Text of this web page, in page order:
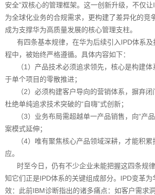
安全”双核心的管理框架。这一创新升级，不仅
为全球化业务的合规需求，更构建了差异化的竞
成为支撑华为高质量发展的核心管理支柱。
有四条基本规律，在华为后续引入IPD体系及
程中，被始终严格遵循。具体内容如下：
（1）产品技术必须追求领先，核心是构建体
于单个项目的零散推进；
（2）必须构建客户导向的营销体系，摒弃闭
杜绝单纯追求技术突破的“自嗨”式创新；
（3）业务布局需超越单一产品销售，向“产品
案模式延伸；
（4）唯有聚焦核心产品领域深耕，才能积累
应。
时至今日，仍有不少企业未能把握这四条规
知它们正是IPD体系的关键组成部分。IPD变革
效：此前IBM诊断指出的诸多痛点：如客户需求